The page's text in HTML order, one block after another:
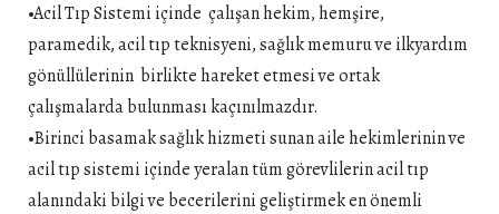
•Acil Tıp Sistemi içinde çalışan hekim, hemşire,
paramedik, acil tıp teknisyeni, sağlık memuru ve ilkyardım
gönüllülerinin birlikte hareket etmesi ve ortak
çalışmalarda bulunması kaçınılmazdır.
•Birinci basamak sağlık hizmeti sunan aile hekimlerinin ve
acil tıp sistemi içinde yeralan tüm görevlilerin acil tıp
alanındaki bilgi ve becerilerini geliştirmek en önemli